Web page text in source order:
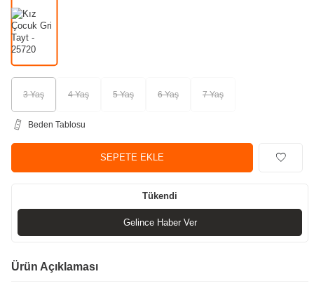
3 Yaş 4 Yaş 5 Yaş 6 Yaş 7 Yaş
Beden Tablosu
SEPETE EKLE
Tükendi
Gelince Haber Ver
Ürün Açıklaması